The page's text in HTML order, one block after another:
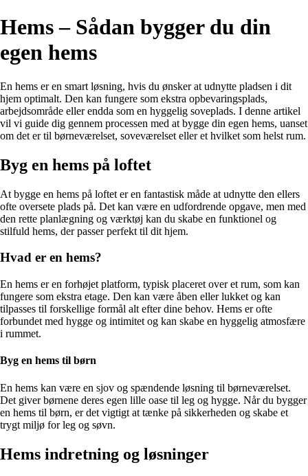
Hems – Sådan bygger du din
egen hems
En hems er en smart løsning, hvis du ønsker at udnytte pladsen i dit
hjem optimalt. Den kan fungere som ekstra opbevaringsplads,
arbejdsområde eller endda som en hyggelig soveplads. I denne artikel
vil vi guide dig gennem processen med at bygge din egen hems, uanset
om det er til børneværelset, soveværelset eller et hvilket som helst rum.
Byg en hems på loftet
At bygge en hems på loftet er en fantastisk måde at udnytte den ellers
ofte oversete plads på. Det kan være en udfordrende opgave, men med
den rette planlægning og værktøj kan du skabe en funktionel og
stilfuld hems, der passer perfekt til dit hjem.
Hvad er en hems?
En hems er en forhøjet platform, typisk placeret over et rum, som kan
fungere som ekstra etage. Den kan være åben eller lukket og kan
tilpasses til forskellige formål alt efter dine behov. Hems er ofte
forbundet med hygge og intimitet og kan skabe en hyggelig atmosfære
i rummet.
Byg en hems til børn
En hems kan være en sjov og spændende løsning til børneværelset.
Det giver børnene deres egen lille oase til leg og hygge. Når du bygger
en hems til børn, er det vigtigt at tænke på sikkerheden og skabe et
trygt miljø for leg og søvn.
Hems indretning og løsninger